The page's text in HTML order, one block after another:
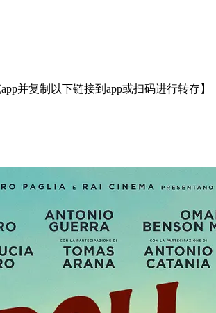
并复制以下链接到app或扫码进行转存】